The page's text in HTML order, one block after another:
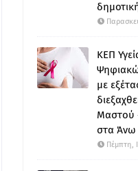
ΚΕΠ
με
Μαστού
στα Άνω
Πέμπτη,